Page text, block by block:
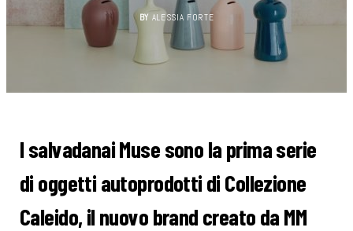
BY ALESSIA FORTE
I salvadanai Muse sono la prima serie
di oggetti autoprodotti di Collezione
Caleido, il nuovo brand creato da MM